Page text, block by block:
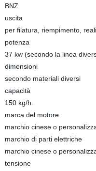
BNZ
uscita
per filatura, riempimento,
potenza
37 kw (secondo la linea
dimensioni
secondo materiali diversi
capacità
150 kg/h.
marca del motore
marchio cinese o
marchio di parti elettriche
marchio cinese o
tensione